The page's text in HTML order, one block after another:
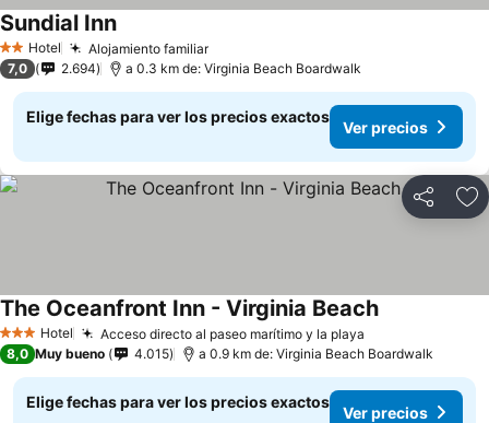
2 Estrellas
Hotel Alojamiento familiar
Sundial Inn
7,0 2.694 a 0.3 km de: Virginia Beach Boardwalk
Elige fechas para ver los precios exactos
Ver precios
Compartir
3 Estrellas
Hotel Acceso directo al paseo marítimo y la playa
The Oceanfront Inn - Virginia Beach
8,0 Muy bueno 4.015 a 0.9 km de: Virginia Beach Boardwalk
Elige fechas para ver los precios exactos
Ver precios